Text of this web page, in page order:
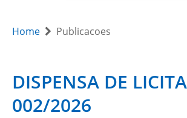
Home Publicacoes
DISPENSA DE
002/2026